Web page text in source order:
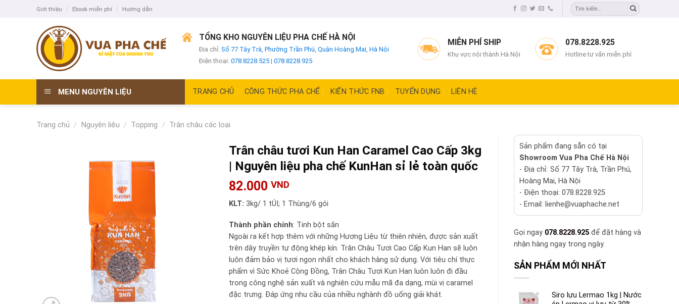
Giới thiệu Ebook miễn phí Hướng dẫn
TỔNG KHO NGUYÊN LIỆU PHA CHẾ HÀ NỘI
Địa chỉ:Số 77 Tây Trà, Phường Trần Phú, Quận Hoàng Mai, Hà Nội
Điện thoại:078.8228.525 |078.8228.925
MIỄN PHÍ SHIP
Khu vực nội thành Hà Nội
078.8228.925
Hotline tư vấn miễn phí
MENU NGUYÊN LIỆU TRANG CHỦ CÔNG THỨC PHA CHẾ KIẾN THỨC FNB TUYỂN DỤNG LIÊN HỆ
Trang chủ / Nguyên liệu / Topping / Trân châu các loại
Sản phẩm đang sẵn có tại
Showroom Vua Pha Chế Hà Nội
- Địa chỉ: Số 77 Tây Trà, Trần Phú,
Hoàng Mai, Hà Nội
- Điện thoại: 078.8228.925
- Email: lienhe@vuaphache.net
Gọi ngay 078.8228.925 để đặt hàng và
nhận hàng ngay trong ngày.
SẢN PHẨM MỚI NHẤT
Siro lựu Lermao 1kg | Nước
Trân châu tươi Kun Han Caramel Cao Cấp 3kg
| Nguyên liệu pha chế KunHan sỉ lẻ toàn quốc
82.000 VND
KLT: 3kg/ 1 tÚI; 1 Thùng/6 gói
Thành phần chính: Tinh bột sắn
Ngoài ra kết hợp thêm với những Hương Liệu từ thiên nhiên, được sản xuất
trên dây truyền tự động khép kín. Trân Châu Tươi Cao Cấp Kun Han sẽ luôn
luôn đảm bảo vị tươi ngon nhất cho khách hàng sử dụng. Với tiêu chí thực
phẩm vì Sức Khoẻ Cộng Đồng, Trân Châu Tươi Kun Han luôn luôn đi đầu
trong công nghệ sản xuất và nghiên cứu mẫu mã đa dạng, mùi vị caramel
đặc trưng. Đáp ứng nhu cầu của nhiều nghành đồ uống giải khát.